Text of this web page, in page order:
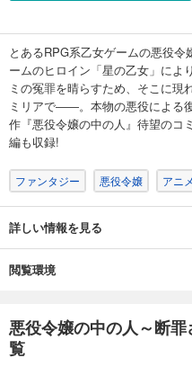
とあるRPG系乙女ゲームの悪役
ームのヒロイン「星の乙女」によ
ミの冤罪を晴らすため、そこに現
ミリアで――。本物の悪役による
作『悪役令嬢の中の人』待望のコ
編も収録!
ファンタジー 悪役令嬢 アニ
詳しい情報を見る
閲覧環境
悪役令嬢の中の人～断
覧